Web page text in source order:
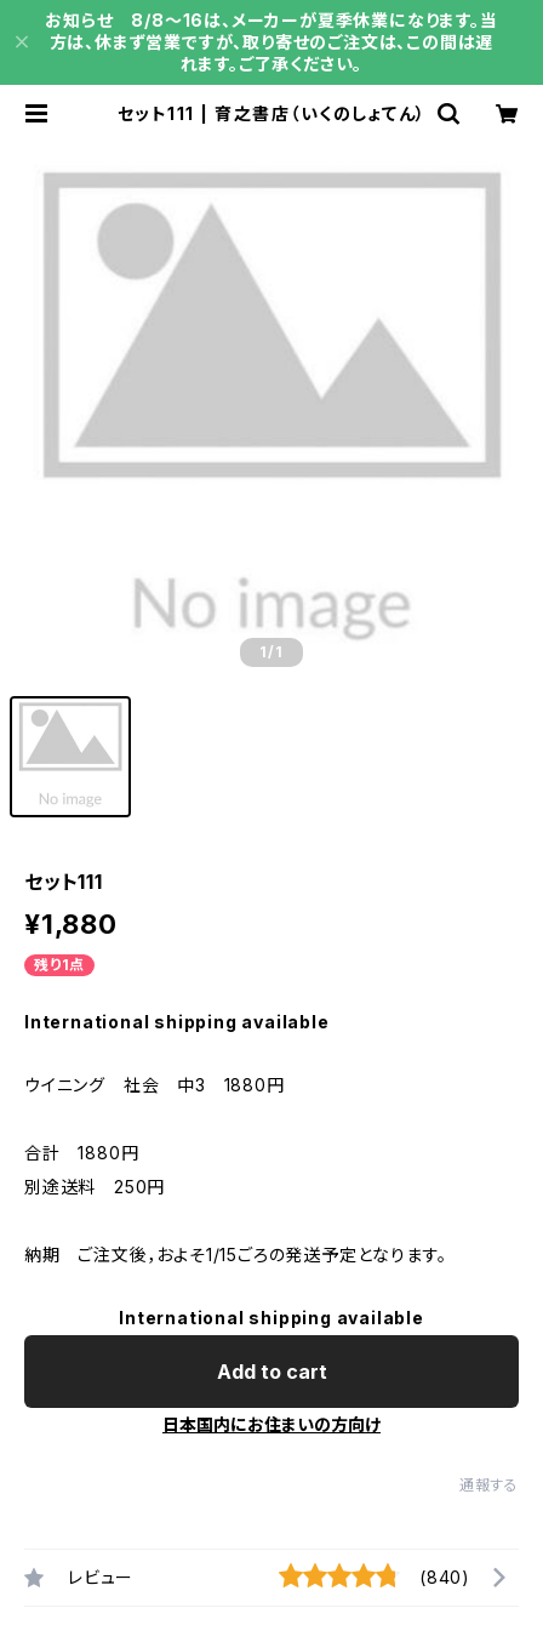
お知らせ 8/8～16は、メーカーが夏季休業になります。当
方は、休まず営業ですが、取り寄せのご注文は、この間は遅
れます。ご了承ください。
セット111 | 育之書店（いくのしょてん）
1 /1
セット111
¥1,880
残り1点
International shipping available
ウイニング 社会 中3 1880円
合計 1880円
別途送料 250円
納期 ご注文後，およそ1/15ごろの発送予定となります。
International shipping available
Add to cart
日本国内にお住まいの方向け
通報する
レビュー (840)